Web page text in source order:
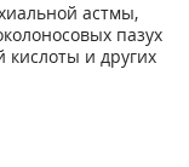
астмы,
пазух
кислоты и других